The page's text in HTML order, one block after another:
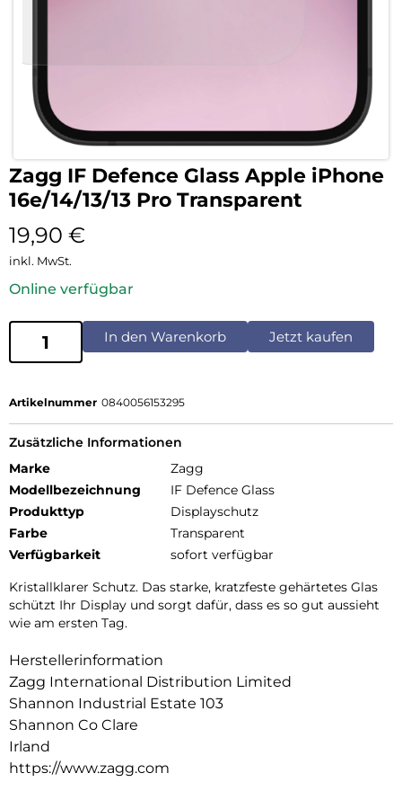
Zagg IF Defence Glass Apple iPhone
16e/14/13/13 Pro Transparent
19,90 €
inkl. MwSt.
Online verfügbar
In den Warenkorb Jetzt kaufen
Artikelnummer 0840056153295
Zusätzliche Informationen
Marke
Zagg
Modellbezeichnung
IF Defence Glass
Produkttyp
Displayschutz
Farbe
Transparent
Verfügbarkeit
sofort verfügbar
Kristallklarer Schutz. Das starke, kratzfeste gehärtetes Glas
schützt Ihr Display und sorgt dafür, dass es so gut aussieht
wie am ersten Tag.
Herstellerinformation
Zagg International Distribution Limited
Shannon Industrial Estate 103
Shannon Co Clare
Irland
https://www.zagg.com